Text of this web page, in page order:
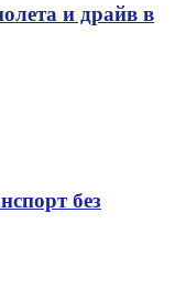
и драйв в
без